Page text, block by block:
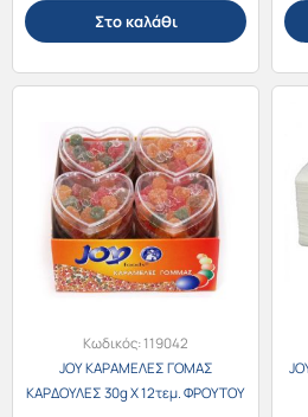
Στο καλάθι
Κωδικός:119042
JOY ΚΑΡΑΜΕΛΕΣ ΓΟΜΑΣ
ΚΑΡΔΟΥΛΕΣ 30g X 12τεμ. ΦΡΟΥΤΟΥ